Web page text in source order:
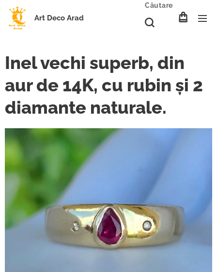
Art Deco Arad
Căutare
Inel vechi superb, din
aur de 14K, cu rubin și 2
diamante naturale.